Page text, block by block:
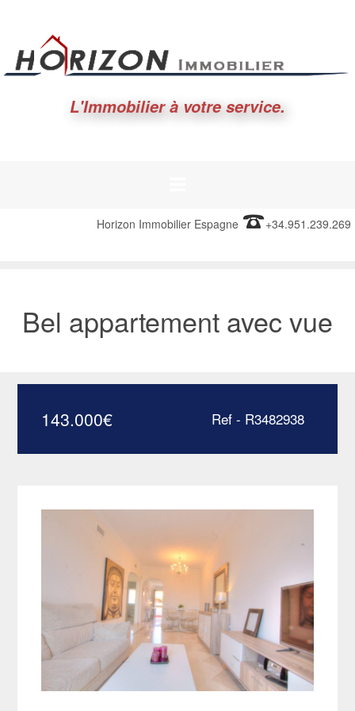
L'Immobilier à votre service.
Horizon Immobilier Espagne +34.951.239.269
Bel appartement avec vue
143.000€ Ref - R3482938